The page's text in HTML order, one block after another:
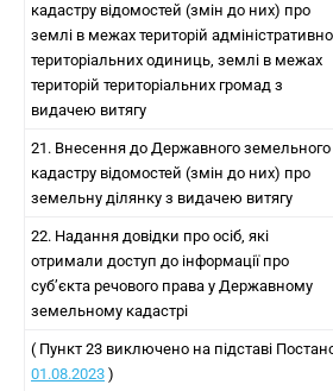
кадастру відомостей (змін до них) про
землі в межах територій
територіальних одиниць, землі в межах
територій територіальних громад з
видачею витягу
21. Внесення до Державного земельного
кадастру відомостей (змін до них) про
земельну ділянку з видачею витягу
22. Надання довідки про осіб, які
отримали доступ до інформації про
суб’єкта речового права у Державному
земельному кадастрі
( Пункт 23 виключено на підставі
01.08.2023 )